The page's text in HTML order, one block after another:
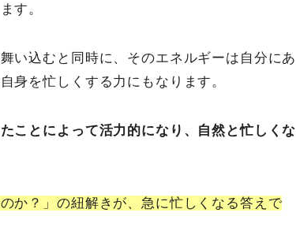
す。
い込むと同時に、そのエネルギーは自分にあ
身を忙しくする力にもなります。
ことによって活力的になり、自然と忙しくな
か？」の紐解きが、急に忙しくなる答えで